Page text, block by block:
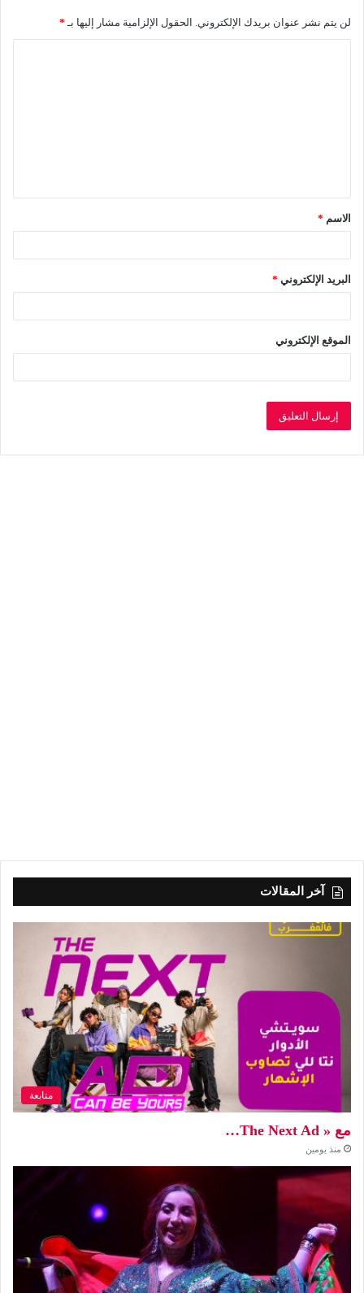
لن يتم نشر عنوان بريدك الإلكتروني. الحقول الإلزامية مشار إليها بـ *
ق
*
الاسم *
البريد الإلكتروني *
الموقع الإلكتروني
آخر المقالات
متابعة
مع « The Next Ad…
منذ يومين